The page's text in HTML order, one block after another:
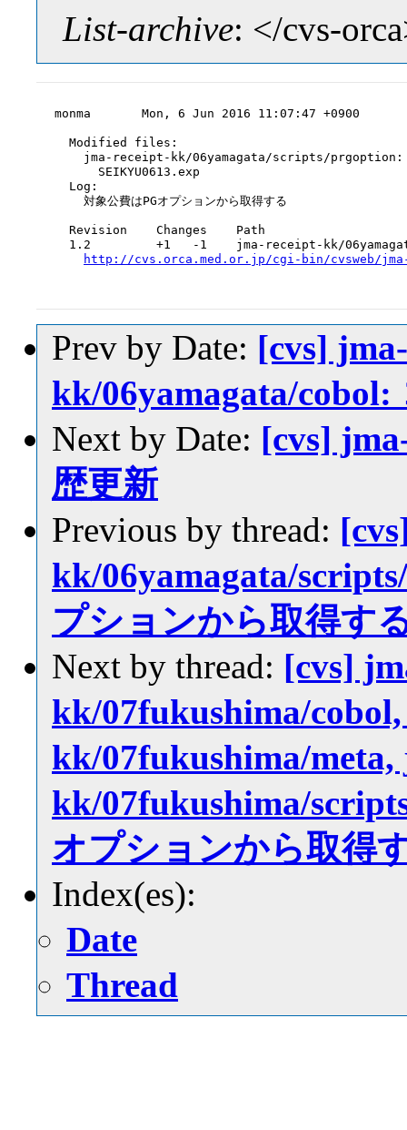
List-archive: </cvs-
monma       Mon, 6 Jun 2016 11:07:47 +0900
  Modified files:
    jma-receipt-kk/06yamagata/scripts/prgoption:
      SEIKYU0613.exp
  Log:
    対象公費はPGオプションから取得する
  Revision    Changes    Path
1.2         +1   -1    jma-receipt-kk/
http://cvs.orca.med.or.jp/cgi-bin/cvsweb/jma-
Prev by Date: [cvs]
kk/06yamagata/
Next by Date: [cvs]
歴更新
Previous by thread:
kk/06yamagata/
プションから取得す
Next by thread: [cvs]
kk/07fukushima/
kk/07fukushima/meta,
kk/07fukushima/
オプションから取得
Index(es):
Date
Thread